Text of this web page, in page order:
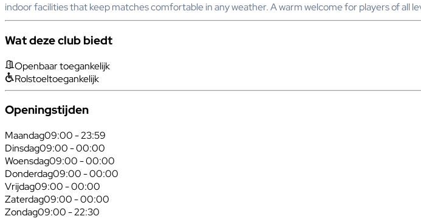
indoor facilities that keep matches comfortable in any weather. A warm welcome for players of all
Wat deze club biedt
Openbaar toegankelijk
Rolstoeltoegankelijk
Openingstijden
Maandag09:00 - 23:59
Dinsdag09:00 - 00:00
Woensdag09:00 - 00:00
Donderdag09:00 - 00:00
Vrijdag09:00 - 00:00
Zaterdag09:00 - 00:00
Zondag09:00 - 22:30